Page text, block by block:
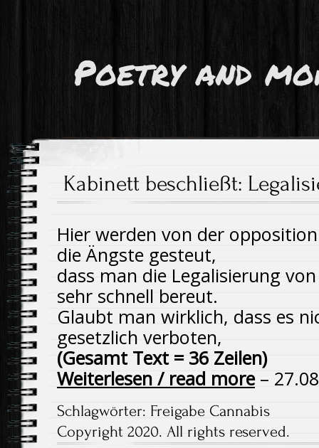
Poetry and
Kabinett beschließt:
Hier werden von der
die Ängste gesteut,
dass man die Legalisierung
sehr schnell bereut.
Glaubt man wirklich, dass es
gesetzlich verboten,
(Gesamt Text = 36 Zeilen)
Weiterlesen / read more–
Schlagwörter: Freigabe Cannabis
Copyright 2020. All rights reserved.